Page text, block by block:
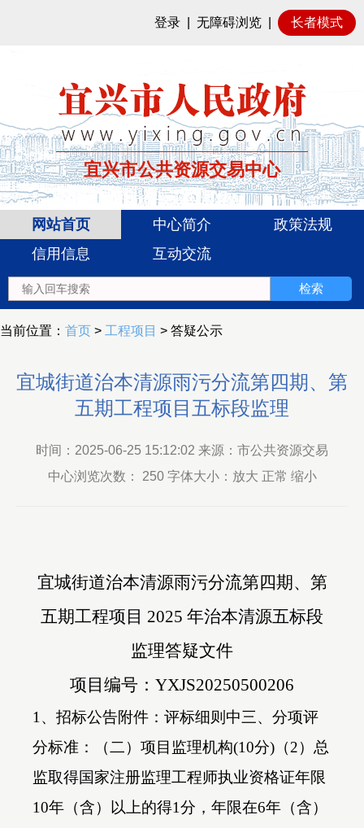
登录 无障碍浏览 长者模式
宜兴市公共资源交易中心
网站首页 中心简介
政策法规
信用信息
互动交流
当前位置： 首页 > 工程项目 > 答疑公示
宜城街道治本清源雨污分流第四期、第
五期工程项目五标段监理
时间：2025-06-25 15:12:02 来源：市公共资源交易
中心浏览次数： 250字体大小：放大 正常 缩小
宜城街道治本清源雨污分流第四期、第
五期工程项目 2025 年治本清源五标段
监理答疑文件
项目编号： YXJS20250500206
1、招标公告附件：评标细则中三、分项评
分标准：（二）项目监理机构(10分)（2）总
监取得国家注册监理工程师执业资格证年限
10年（含）以上的得1分，年限在6年（含）